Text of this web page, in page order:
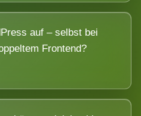
auf – selbst bei
Frontend?